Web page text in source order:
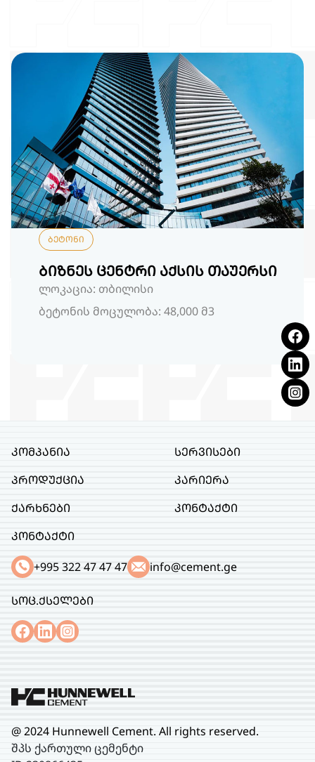
ბეტონი
ბიზნეს ცენტრი აქსის თაუერსი
ლოკაცია: თბილისი
ბეტონის მოცულობა: 48,000 მ3
კომპანია
პროდუქცია
ქარხნები
სერვისები
კარიერა
კონტაქტი
კონტაქტი
+995 322 47 47 47
info@cement.ge
სოც.ქსელები
@ 2024 Hunnewell Cement. All rights reserved.
შპს ქართული ცემენტი